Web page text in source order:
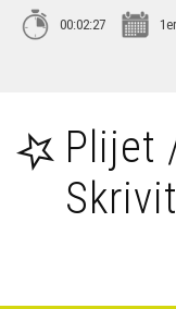
Ken
Ken
00:02:27
Plijet